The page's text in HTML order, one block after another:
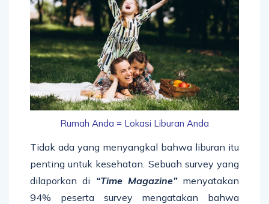
Rumah Anda = Lokasi Liburan Anda
Tidak ada yang menyangkal bahwa liburan itu
penting untuk kesehatan. Sebuah survey yang
dilaporkan di “Time Magazine”menyatakan
94% peserta survey mengatakan bahwa